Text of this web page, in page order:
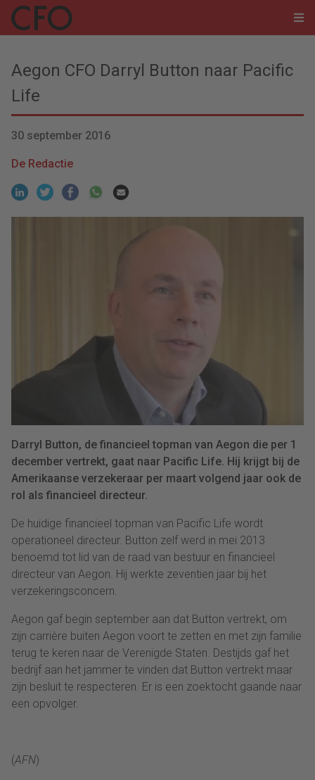
Aegon CFO Darryl Button naar Pacific
Life
30 september 2016
De Redactie
Darryl Button, de financieel topman van Aegon die per 1
december vertrekt, gaat naar Pacific Life. Hij krijgt bij de
Amerikaanse verzekeraar per maart volgend jaar ook de
rol als financieel directeur.
De huidige financieel topman van Pacific Life wordt
operationeel directeur. Button zelf werd in mei 2013
benoemd tot lid van de raad van bestuur en financieel
directeur van Aegon. Hij werkte zeventien jaar bij het
verzekeringsconcern.
Aegon gaf begin september aan dat Button vertrekt, om
zijn carrière buiten Aegon voort te zetten en met zijn familie
terug te keren naar de Verenigde Staten. Destijds gaf het
bedrijf aan het jammer te vinden dat Button vertrekt maar
zijn besluit te respecteren. Er is een zoektocht gaande naar
een opvolger.
(AFN)